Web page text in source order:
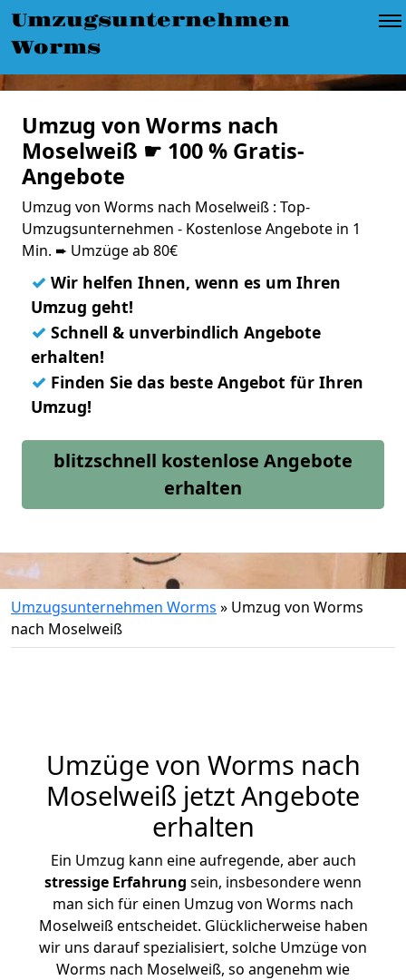
Umzugsunternehmen
Worms
Umzug von Worms nach
Moselweiß ☛ 100 % Gratis-
Angebote
Umzug von Worms nach Moselweiß : Top-
Umzugsunternehmen - Kostenlose Angebote in 1
Min. ➨ Umzüge ab 80€
✓ Wir helfen Ihnen, wenn es um Ihren
Umzug geht!
✓ Schnell & unverbindlich Angebote
erhalten!
✓ Finden Sie das beste Angebot für Ihren
Umzug!
blitzschnell kostenlose Angebote
erhalten
Umzugsunternehmen Worms » Umzug von Worms
nach Moselweiß
Umzüge von Worms nach
Moselweiß jetzt Angebote
erhalten
Ein Umzug kann eine aufregende, aber auch
stressige Erfahrung sein, insbesondere wenn
man sich für einen Umzug von Worms nach
Moselweiß entscheidet. Glücklicherweise haben
wir uns darauf spezialisiert, solche Umzüge von
Worms nach Moselweiß, so angenehm wie